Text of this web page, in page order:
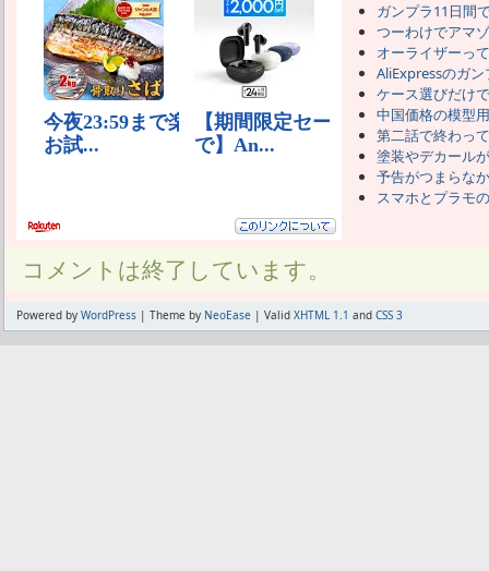
ガンプラ11日間
つーわけでアマ
オーライザーって
AliExpressのガン
ケース選びだけ
中国価格の模型
第二話で終わっ
塗装やデカール
予告がつまらな
スマホとプラモ
コメントは終了しています。
Powered by WordPress | Theme by NeoEase | Valid XHTML 1.1 and CSS 3